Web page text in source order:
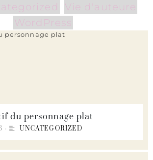
Vie d'auteure
WordPress
du personnage plat
• UNCATEGORIZED